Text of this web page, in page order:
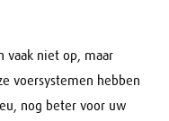
vaak niet op, maar
voersystemen hebben
nog beter voor uw